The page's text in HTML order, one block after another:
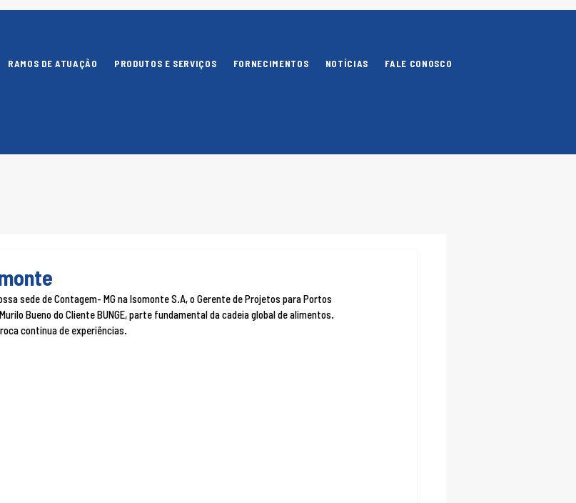
RAMOS DE ATUAÇÃO PRODUTOS E SERVIÇOS FORNECIMENTOS NOTÍCIAS FALE CONOSCO
sede de Contagem- MG na Isomonte S.A, o Gerente de Projetos para Portos
Bueno do Cliente BUNGE, parte fundamental da cadeia global de alimentos.
continua de experiências.